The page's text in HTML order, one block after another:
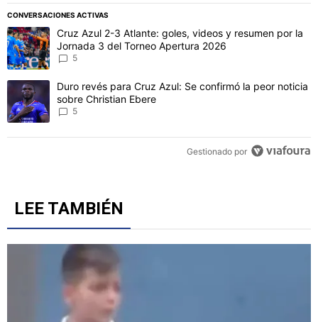
CONVERSACIONES ACTIVAS
Este listado muestra los artículos con más comentarios en los
Un artículo de tendencia con el título "Cruz Azul 2-3 Atlante:
Cruz Azul 2-3 Atlante: goles, videos y resumen por la
Jornada 3 del Torneo Apertura 2026
5
Un artículo de tendencia con el título "Duro revés para Cruz Azul:
Duro revés para Cruz Azul: Se confirmó la peor noticia
sobre Christian Ebere
5
Gestionado por
LEE TAMBIÉN